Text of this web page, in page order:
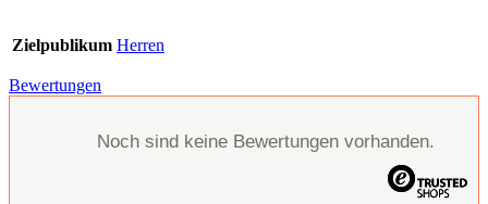
Zielpublikum Herren
Bewertungen
Noch sind keine Bewertungen vorhanden.